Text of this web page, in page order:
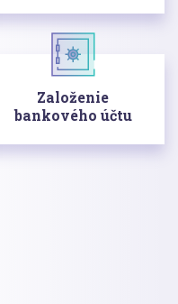
Založenie
bankového účtu